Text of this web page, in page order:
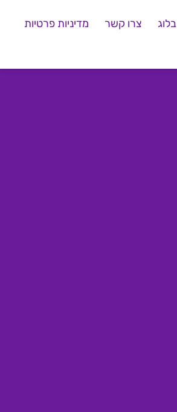
בלוג צרו קשר מדיניות פרטיות